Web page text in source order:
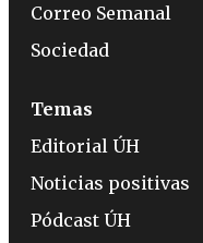
Correo Semanal
Sociedad
Temas
Editorial ÚH
Noticias positivas
Pódcast ÚH